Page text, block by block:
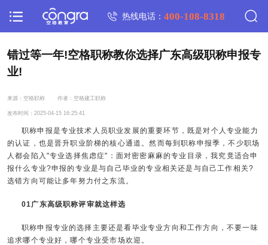
热线电话：400-108-8318
错过等一年!空格职称教你选择广东高级职称申报专
业!
来源：空格职称 作者：空格建工职称
发布时间：2025-04-15 16:25:41
职称申报是专业技术人员职业发展的重要环节，既是对个人专业能力
的认证，也是晋升职业阶梯的核心通道。然而每到职称申报季，不少职场
人都会陷入"专业选择焦虑症"：面对密密麻麻的专业目录，我究竟适合申
报什么专业?申报的专业是与自己毕业的专业相关还是与自己工作相关?
选错方向可能让多年努力付之东流。
01广东高级职称评审就这样选
职称申报专业的选择主要还是看毕业专业方向和工作方向，不要一味
追求哪个专业好，哪个专业受市场欢迎。